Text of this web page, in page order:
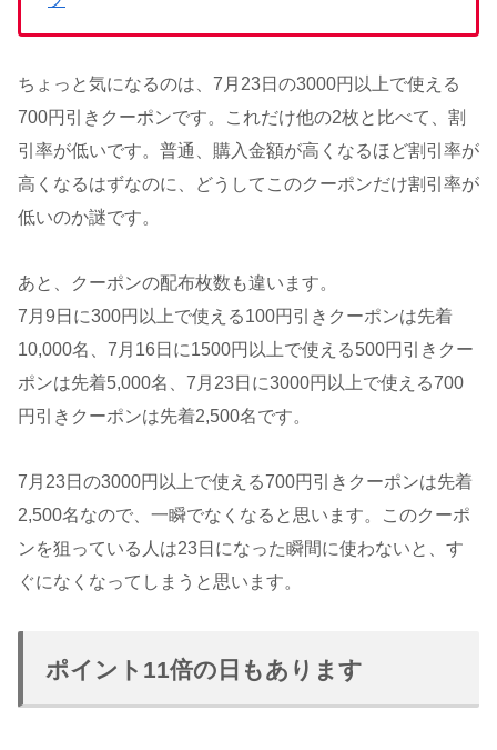
ちょっと気になるのは、7月23日の3000円以上で使える
700円引きクーポンです。これだけ他の2枚と比べて、割
引率が低いです。普通、購入金額が高くなるほど割引率が
高くなるはずなのに、どうしてこのクーポンだけ割引率が
低いのか謎です。
あと、クーポンの配布枚数も違います。
7月9日に300円以上で使える100円引きクーポンは先着
10,000名、7月16日に1500円以上で使える500円引きクー
ポンは先着5,000名、7月23日に3000円以上で使える700
円引きクーポンは先着2,500名です。
7月23日の3000円以上で使える700円引きクーポンは先着
2,500名なので、一瞬でなくなると思います。このクーポ
ンを狙っている人は23日になった瞬間に使わないと、す
ぐになくなってしまうと思います。
ポイント11倍の日もあります